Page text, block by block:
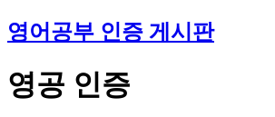
영어공부 인증 게시판
영공 인증